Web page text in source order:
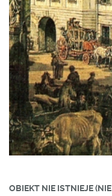
OBIEKT NIE ISTNIEJE